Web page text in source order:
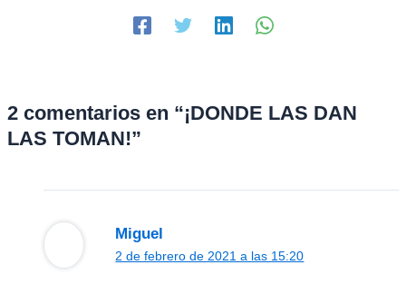
2 comentarios en “¡DONDE LAS DAN
LAS TOMAN!”
Miguel
2 de febrero de 2021 a las 15:20